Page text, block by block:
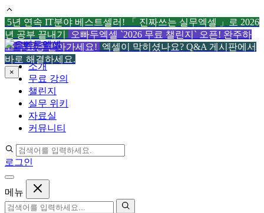
5년 연속 IT분야 베스트셀러! 「 진짜쓰는 실무엑셀 」로 2026
년 공부 끝내기
오빠두엑셀 `2026 무료 챌린지` 오픈! 완주하
고 수료증 받아가세요! 엑셀이 막히셨나요? Q&A 게시판에서
바로 해결하세요.
×
컨
텐
츠
로
소개
무료 강의
챌린지
실무 위키
자료실
커뮤니티
로그인
메뉴